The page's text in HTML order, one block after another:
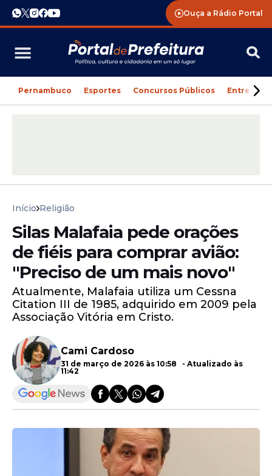
Ouça a Rádio Portal
Pernambuco Esportes Concursos Públicos
Início Religião
Silas Malafaia pede orações
de fiéis para comprar avião:
"Preciso de um mais novo"
Atualmente, Malafaia utiliza um Cessna
Citation III de 1985, adquirido em 2009 pela
Associação Vitória em Cristo.
Cami Cardoso
31 de março de 2026 às 10:58 - Atualizado às
11:42